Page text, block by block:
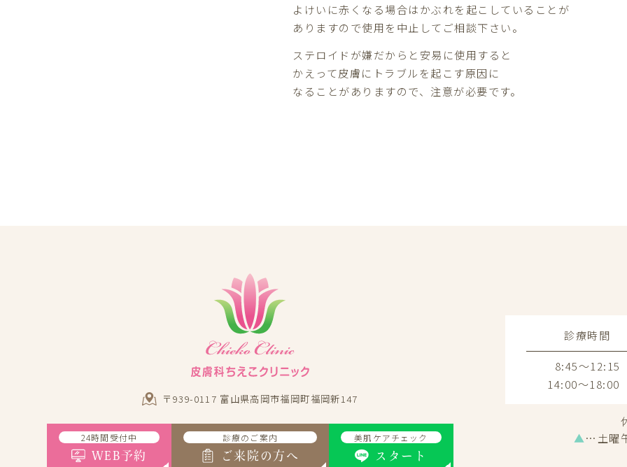
よけいに赤くなる場合はかぶれを起こしていることが
ありますので使用を中止してご相談下さい。
ステロイドが嫌だからと安易に使用すると
かえって皮膚にトラブルを起こす原因に
なることがありますので、注意が必要です。
〒939-0117 富山県高岡市福岡町福岡新147
24時間受付中
WEB予約
診療のご案内
ご来院の方へ
美肌ケアチェック
スタート
診療時間
8:45～12:15
14:00～18:00
▲…土曜